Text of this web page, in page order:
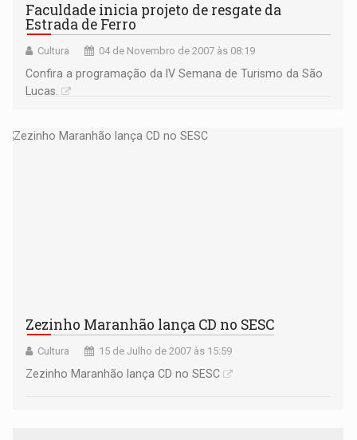
Faculdade inicia projeto de resgate da
Estrada de Ferro
Cultura 04 de Novembro de 2007 às 08:19
Confira a programação da IV Semana de Turismo da São
Lucas.
Zezinho Maranhão lança CD no SESC
Cultura 15 de Julho de 2007 às 15:59
Zezinho Maranhão lança CD no SESC